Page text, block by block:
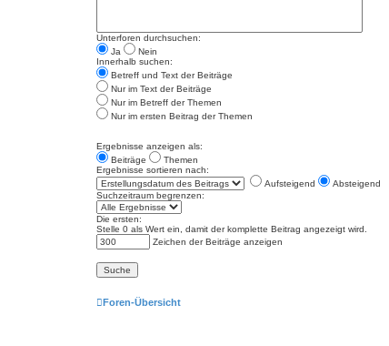
Unterforen durchsuchen:
Ja
Nein
Innerhalb suchen:
Betreff und Text der Beiträge
Nur im Text der Beiträge
Nur im Betreff der Themen
Nur im ersten Beitrag der Themen
Ergebnisse anzeigen als:
Beiträge
Themen
Ergebnisse sortieren nach:
Aufsteigend
Absteigend
Suchzeitraum begrenzen:
Die ersten:
Stelle 0 als Wert ein, damit der komplette Beitrag angezeigt wird.
Zeichen der Beiträge anzeigen
Foren-Übersicht